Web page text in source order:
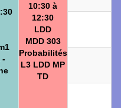
-
10:30 à
12:30
LDD
MDD 303
Probabilités
L3 LDD MP
TD